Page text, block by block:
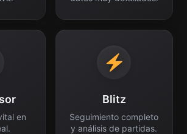
en
Blitz
Seguimiento completo
y análisis de partidas.